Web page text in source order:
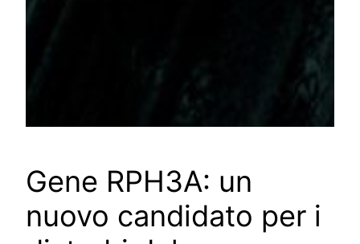
Gene RPH3A: un
nuovo candidato per i